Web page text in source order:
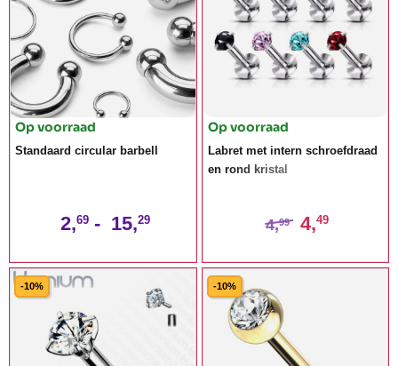
Op voorraad
Standaard circular barbell
2,69 - 15,29
Op voorraad
Labret met intern schroefdraad
en rond kristal
4,99 4,49
-10% -10%